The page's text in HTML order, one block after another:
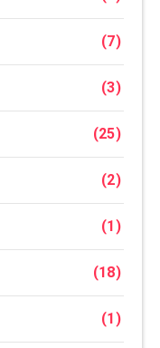
(7)
(3)
(25)
(2)
(1)
(18)
(1)